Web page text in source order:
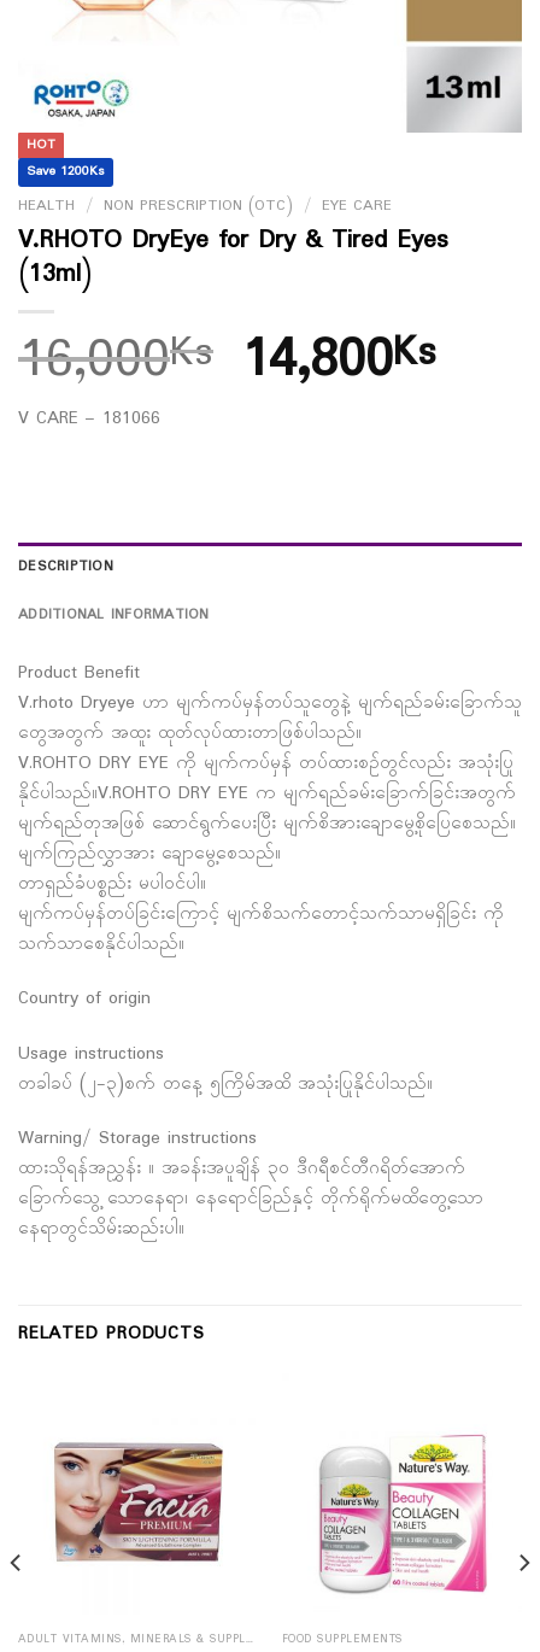
HOT
Save 1200Ks
HEALTH / NON PRESCRIPTION (OTC) / EYE CARE
V.RHOTO DryEye for Dry & Tired Eyes
(13ml)
16,000Ks 14,800Ks
V CARE – 181066
DESCRIPTION
ADDITIONAL INFORMATION
Product Benefit
V.rhoto Dryeye ဟာ မျက်ကပ်မှန်တပ်သူတွေနဲ့ မျက်ရည်ခမ်းခြောက်သူ
တွေအတွက် အထူး ထုတ်လုပ်ထားတာဖြစ်ပါသည်။
V.ROHTO DRY EYE ကို မျက်ကပ်မှန် တပ်ထားစဉ်တွင်လည်း အသုံးပြု
နိုင်ပါသည်။V.ROHTO DRY EYE က မျက်ရည်ခမ်းခြောက်ခြင်းအတွက်
မျက်ရည်တုအဖြစ် ဆောင်ရွက်ပေးပြီး မျက်စိအားချောမွေ့စိုပြေစေသည်။
မျက်ကြည်လွှာအား ချောမွေ့စေသည်။
တာရှည်ခံပစ္စည်း မပါဝင်ပါ။
မျက်ကပ်မှန်တပ်ခြင်းကြောင့် မျက်စိသက်တောင့်သက်သာမရှိခြင်း ကို
သက်သာစေနိုင်ပါသည်။
Country of origin
Usage instructions
တခါခပ် (၂-၃)စက် တနေ့ ၅ကြိမ်အထိ အသုံးပြုနိုင်ပါသည်။
Warning/ Storage instructions
ထားသိုရန်အညွှန်း ။ အခန်းအပူချိန် ၃၀ ဒီဂရီစင်တီဂရိတ်အောက်
ခြောက်သွေ့ သောနေရာ၊ နေရောင်ခြည်နှင့် တိုက်ရိုက်မထိတွေ့သော
နေရာတွင်သိမ်းဆည်းပါ။
RELATED PRODUCTS
ADULT VITAMINS, MINERALS & SUPPLEMENTS FOOD SUPPLEMENTS